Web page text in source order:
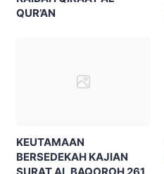
QUR’AN
KEUTAMAAN
BERSEDEKAH KAJIAN